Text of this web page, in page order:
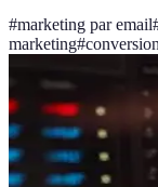
#marketing par email
marketing#conversion